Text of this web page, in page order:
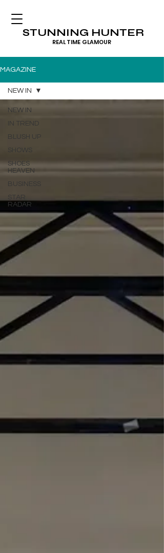
STUNNING HUNTER
REAL TIME GLAMOUR
MAGAZINE
NEW IN
IN TREND
BLUSH UP
SHOWS
SHOES
HEAVEN
BUSINESS
STAR
RADAR
NEW IN